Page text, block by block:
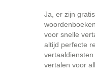
Ja, er zijn
voor snelle
altijd perfecte
vertalen voor